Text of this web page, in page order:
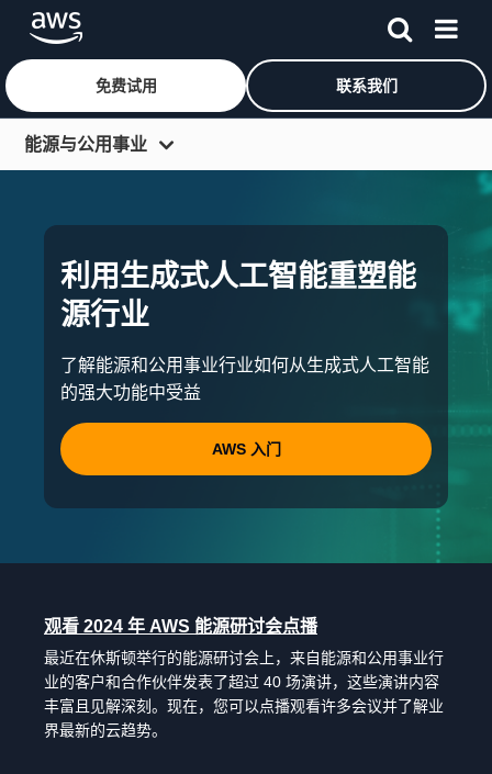
跳至主要内容
免费试用 联系我们
能源与公用事业
解决方案
生成式人工智能
OSDU®
安全性
合作伙伴
能源转型
利用生成式人工智能重塑能
源行业
了解能源和公用事业行业如何从生成式人工智能
的强大功能中受益
AWS 入门
观看 2024 年 AWS 能源研讨会点播
最近在休斯顿举行的能源研讨会上，来自能源和公用事业行
业的客户和合作伙伴发表了超过 40 场演讲，这些演讲内容
丰富且见解深刻。现在，您可以点播观看许多会议并了解业
界最新的云趋势。